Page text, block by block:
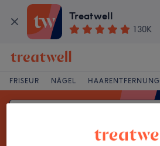
Treatwell
130K
FRISEUR NÄGEL HAARENTFERNUNG